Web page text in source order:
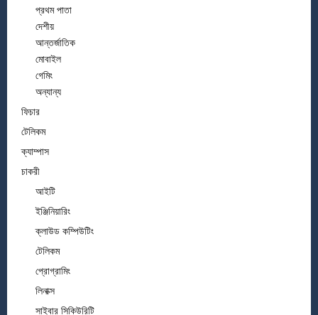
প্রথম পাতা
দেশীয়
আন্তর্জাতিক
মোবাইল
গেমিং
অন্যান্য
ফিচার
টেলিকম
ক্যাম্পাস
চাকরী
আইটি
ইঞ্জিনিয়ারিং
ক্লাউড কম্পিউটিং
টেলিকম
প্রোগ্রামিং
লিনাক্স
সাইবার সিকিউরিটি